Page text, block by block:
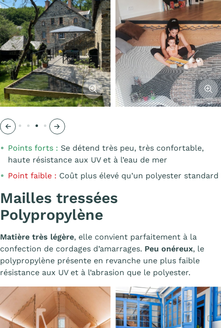
Afficher l'image
Précédent
Suivant
Points forts : Se détend très peu, très confortable,
haute résistance aux UV et à l’eau de mer
Point faible : Coût plus élevé qu’un polyester standard
Mailles tressées
Polypropylène
Matière très légère, elle convient parfaitement à la
confection de cordages d’amarrages. Peu onéreux, le
polypropylène présente en revanche une plus faible
résistance aux UV et à l’abrasion que le polyester.